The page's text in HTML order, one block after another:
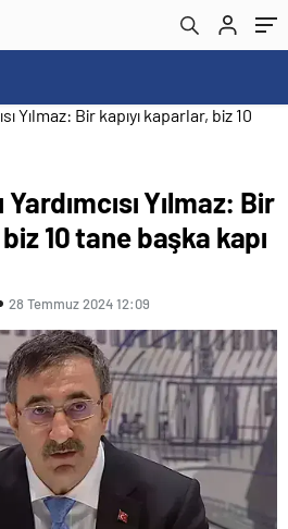
Yılmaz: Bir
10 tane başka kapı
28 Temmuz 2024 12:09